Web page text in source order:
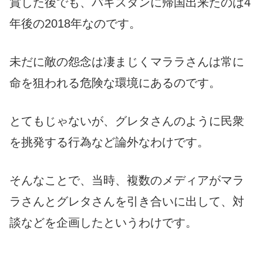
年後の2018年なのです。
未だに敵の怨念は凄まじくマララさんは常に
命を狙われる危険な環境にあるのです。
とてもじゃないが、グレタさんのように民衆
を挑発する行為など論外なわけです。
そんなことで、当時、複数のメディアがマラ
ラさんとグレタさんを引き合いに出して、対
談などを企画したというわけです。